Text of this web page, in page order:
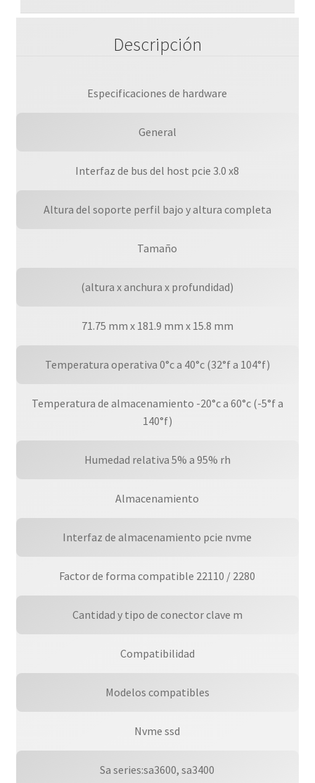
/m.2Descripción
Especificaciones de hardware
General
Interfaz de bus del host pcie 3.0 x8
Altura del soporte perfil bajo y altura completa
Tamaño
(altura x anchura x profundidad)
71.75 mm x 181.9 mm x 15.8 mm
Temperatura operativa 0°c a 40°c (32°f a 104°f)
Temperatura de almacenamiento -20°c a 60°c (-5°f a
140°f)
Humedad relativa 5% a 95% rh
Almacenamiento
Interfaz de almacenamiento pcie nvme
Factor de forma compatible 22110 / 2280
Cantidad y tipo de conector clave m
Compatibilidad
Modelos compatibles
Nvme ssd
Sa series:sa3600, sa3400